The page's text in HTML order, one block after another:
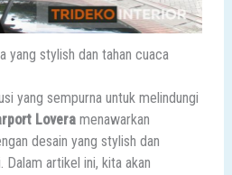
yang stylish dan tahan cuaca
yang sempurna untuk melindungi
Loveramenawarkan
desain yang stylish dan
artikel ini, kita akan